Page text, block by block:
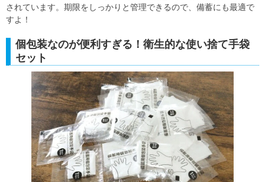
されています。期限をしっかりと管理できるので、備蓄にも最適で
すよ！
個包装なのが便利すぎる！衛生的な使い捨て手袋
セット